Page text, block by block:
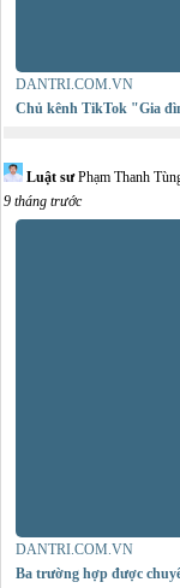
DANTRI.COM.VN
Chủ kênh TikTok "Gia
Luật sưPhạm Thanh
9 tháng trước
DANTRI.COM.VN
Ba trường hợp được